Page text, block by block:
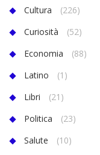
Cultura
(226)
Curiosità
(52)
Economia
(88)
Latino
(1)
Libri
(21)
Politica
(23)
Salute
(10)